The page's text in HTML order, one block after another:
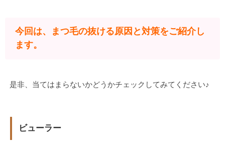
今回は、まつ毛の抜ける原因と対策をご紹介し
ます。
是非、当てはまらないかどうかチェックしてみてください♪
ビューラー